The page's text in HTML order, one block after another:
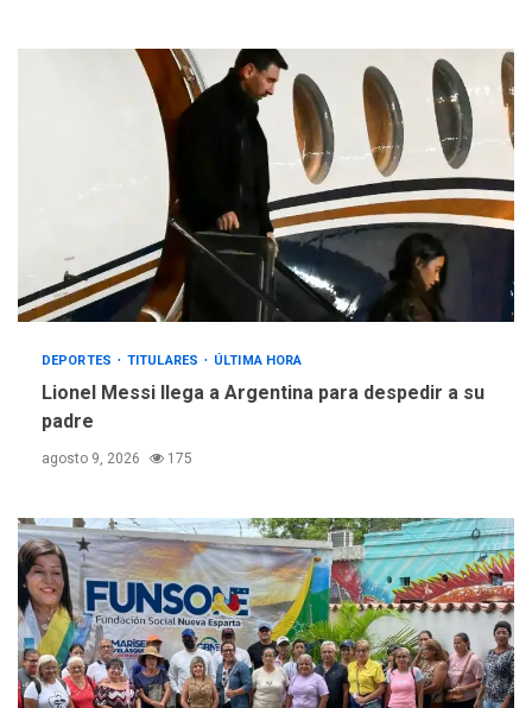
DEPORTES TITULARES ÚLTIMA HORA
Lionel Messi llega a Argentina para despedir a su
padre
agosto 9, 2026 175